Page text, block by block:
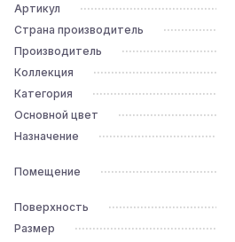
Артикул
Страна производитель
Производитель
Коллекция
Категория
Основной цвет
Назначение
Помещение
Поверхность
Размер